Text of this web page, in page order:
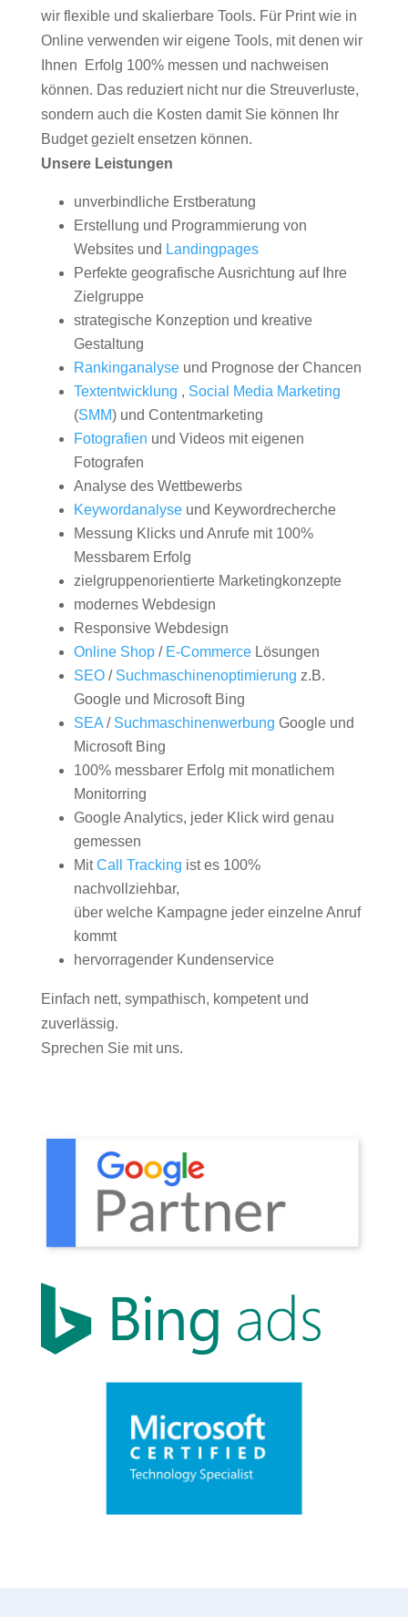
wir flexible und skalierbare Tools. Für Print wie in
Online verwenden wir eigene Tools, mit denen wir
Ihnen Erfolg 100% messen und nachweisen
können. Das reduziert nicht nur die Streuverluste,
sondern auch die Kosten damit Sie können Ihr
Budget gezielt ensetzen können.
Unsere Leistungen
unverbindliche Erstberatung
Erstellung und Programmierung von
Websites und Landingpages
Perfekte geografische Ausrichtung auf Ihre
Zielgruppe
strategische Konzeption und kreative
Gestaltung
Rankinganalyseund Prognose der Chancen
Textentwicklung , Social Media Marketing
(SMM) und Contentmarketing
Fotografien und Videos mit eigenen
Fotografen
Analyse des Wettbewerbs
Keywordanalyseund Keywordrecherche
Messung Klicks und Anrufe mit 100%
Messbarem Erfolg
zielgruppenorientierte Marketingkonzepte
modernes Webdesign
Responsive Webdesign
Online Shop/ E-CommerceLösungen
SEO/ Suchmaschinenoptimierung z.B.
Google und Microsoft Bing
SEA/ Suchmaschinenwerbung Google und
Microsoft Bing
100% messbarer Erfolg mit monatlichem
Monitorring
Google Analytics, jeder Klick wird genau
gemessen
MitCall Tracking ist es 100%
nachvollziehbar,
über welche Kampagne jeder einzelne Anruf
kommt
hervorragender Kundenservice
Einfach nett, sympathisch, kompetent und
zuverlässig.
Sprechen Sie mit uns.